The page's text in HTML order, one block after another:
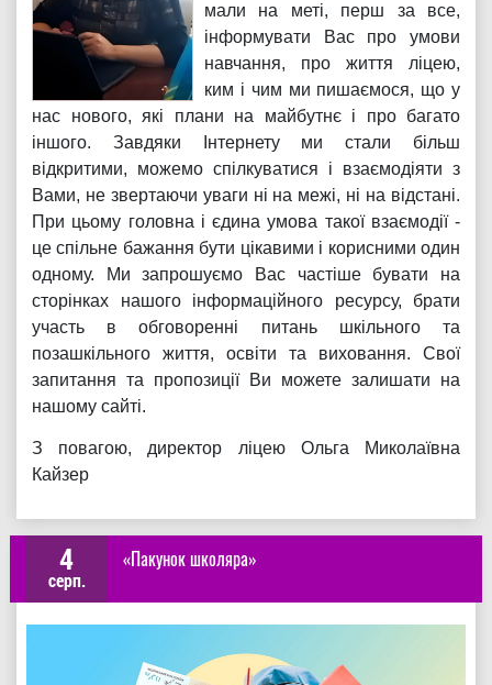
мали на меті, перш за все,
інформувати Вас про умови
навчання, про життя ліцею,
ким і чим ми пишаємося, що у
нас нового, які плани на майбутнє і про багато
іншого. Завдяки Інтернету ми стали більш
відкритими, можемо спілкуватися і взаємодіяти з
Вами, не звертаючи уваги ні на межі, ні на відстані.
При цьому головна і єдина умова такої взаємодії -
це спільне бажання бути цікавими і корисними один
одному. Ми запрошуємо Вас частіше бувати на
сторінках нашого інформаційного ресурсу, брати
участь в обговоренні питань шкільного та
позашкільного життя, освіти та виховання. Свої
запитання та пропозиції Ви можете залишати на
нашому сайті.
З повагою, директор ліцею Ольга Миколаївна
Кайзер
4
серп.
«Пакунок школяра»